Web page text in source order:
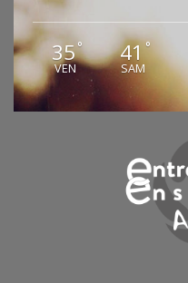
35°
VEN
41°
SAM